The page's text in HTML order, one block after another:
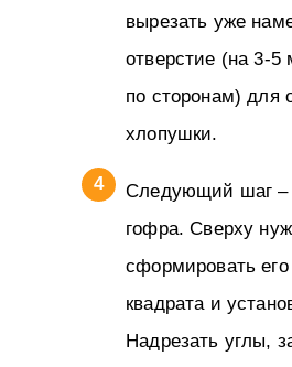
вырезать уже
отверстие (на 3-
по сторонам) для
хлопушки.
Следующий шаг –
гофра. Сверху
сформировать
квадрата и
Надрезать углы,